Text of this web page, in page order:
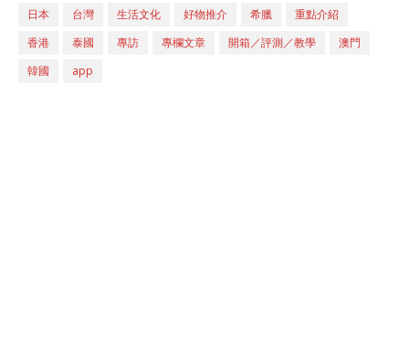
日本 台灣 生活文化 好物推介 希臘
重點介紹
香港
泰國 專訪 專欄文章 開箱／評測／教學
澳門
韓國
app